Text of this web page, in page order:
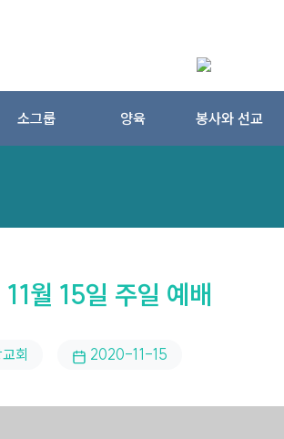
소그룹 양육 봉사와 선교
월 15일 주일 예배
회 2020-11-15